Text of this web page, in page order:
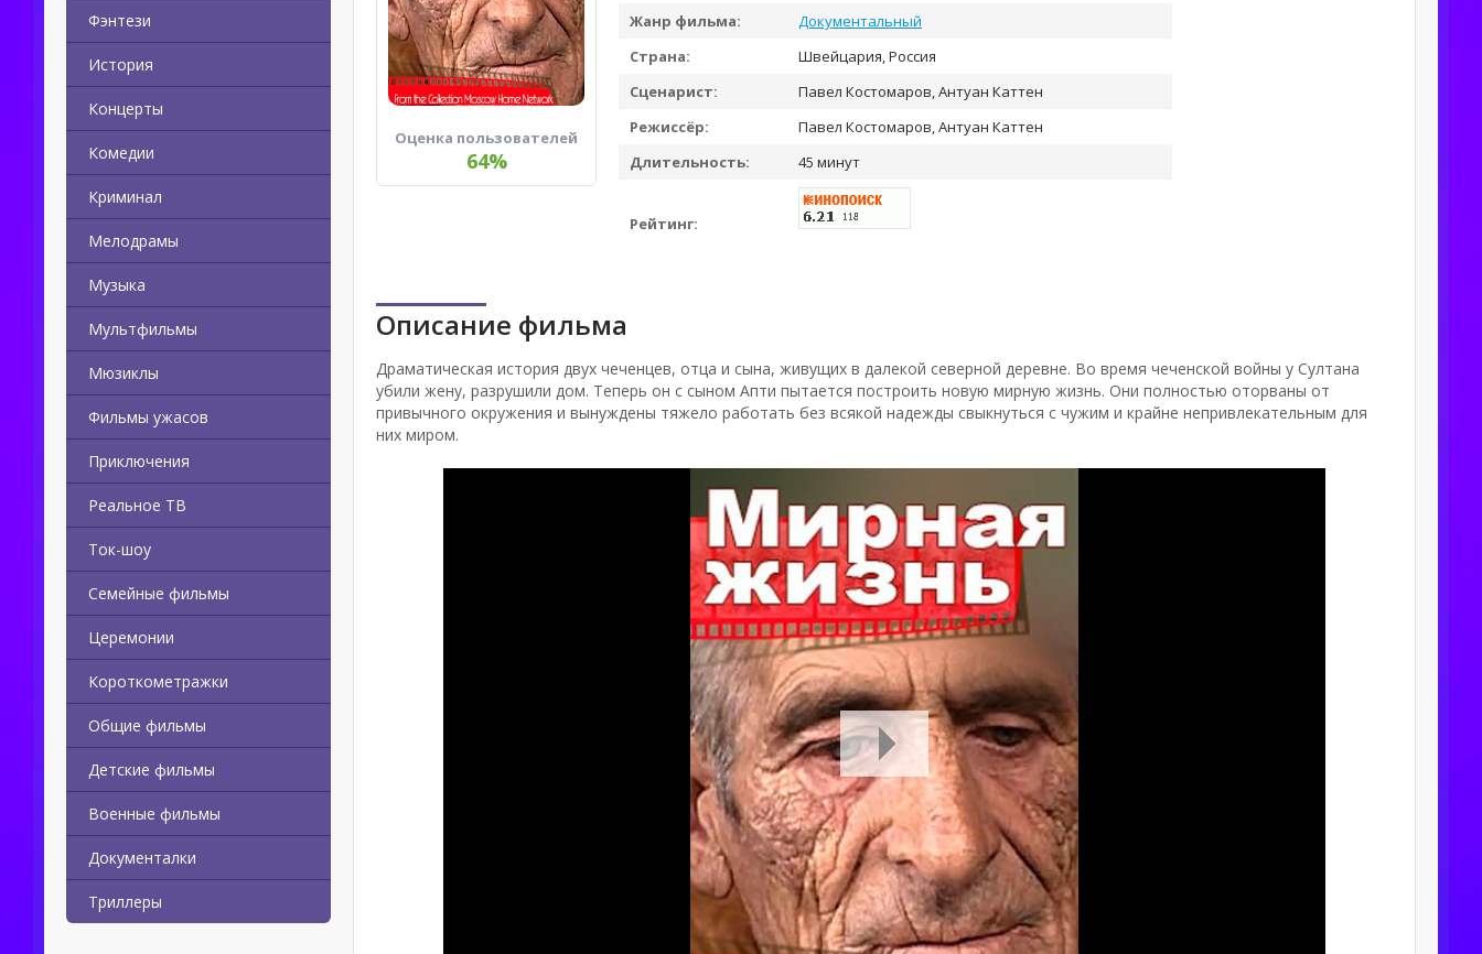
Фэнтези
История
Концерты
Комедии
Криминал
Мелодрамы
Музыка
Мультфильмы
Мюзиклы
Фильмы ужасов
Приключения
Реальное ТВ
Ток-шоу
Семейные фильмы
Церемонии
Короткометражки
Общие фильмы
Детские фильмы
Военные фильмы
Документалки
Триллеры
Оценка пользователей
64%
Жанр фильма:
Документальный
Страна:
Швейцария, Россия
Сценарист:
Павел Костомаров, Антуан Каттен
Режиссёр:
Павел Костомаров, Антуан Каттен
Длительность:
45 минут
Рейтинг:
Описание фильма
Драматическая история двух чеченцев, отца и сына, живущих в далекой северной деревне. Во время чеченской войны у Султана
убили жену, разрушили дом. Теперь он с сыном Апти пытается построить новую мирную жизнь. Они полностью оторваны от
привычного окружения и вынуждены тяжело работать без всякой надежды свыкнуться с чужим и крайне непривлекательным для
них миром.